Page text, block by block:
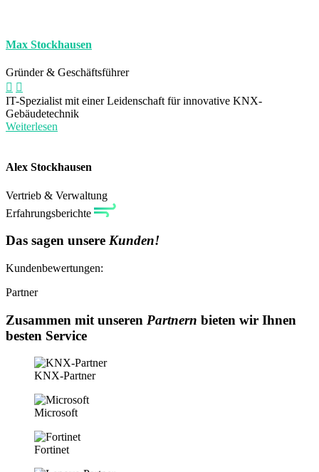
Max Stockhausen
Gründer & Geschäftsführer
IT-Spezialist mit einer Leidenschaft für innovative KNX-
Gebäudetechnik
Weiterlesen
Alex Stockhausen
Vertrieb & Verwaltung
Erfahrungsberichte
Das sagen unsere Kunden!
Kundenbewertungen:
Partner
Zusammen mit unseren Partnern bieten wir Ihnen
besten Service
KNX-Partner
Microsoft
Fortinet